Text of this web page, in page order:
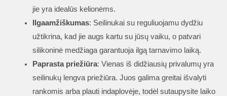
jie yra idealūs kelionėms.
Ilgaamžiškumas: Seilinukai su reguliuojamu dydžiu
užtikrina, kad jie augs kartu su jūsų vaiku, o patvari
silikoninė medžiaga garantuoja ilgą tarnavimo laiką.
Paprasta priežiūra: Vienas iš didžiausių privalumų yra
seilinukų lengva priežiūra. Juos galima greitai išvalyti
rankomis arba plauti indaplovėje, todėl sutaupysite laiko